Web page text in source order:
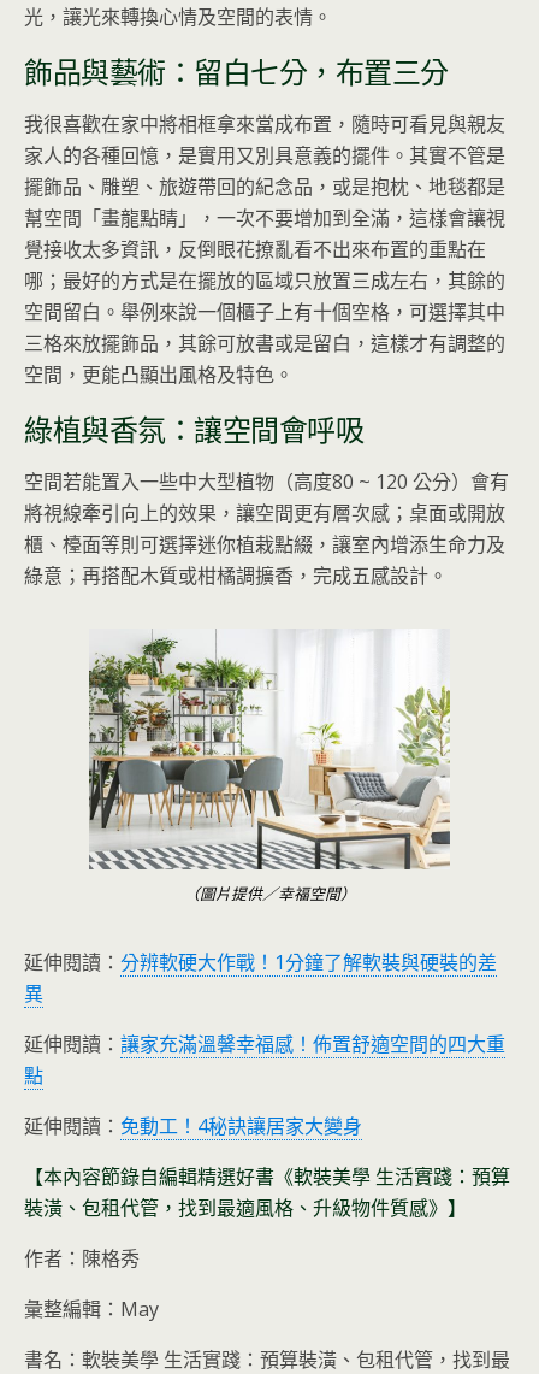
光，讓光來轉換心情及空間的表情。
飾品與藝術：留白七分，布置三分
我很喜歡在家中將相框拿來當成布置，隨時可看見與親友
家人的各種回憶，是實用又別具意義的擺件。其實不管是
擺飾品、雕塑、旅遊帶回的紀念品，或是抱枕、地毯都是
幫空間「畫龍點睛」，一次不要增加到全滿，這樣會讓視
覺接收太多資訊，反倒眼花撩亂看不出來布置的重點在
哪；最好的方式是在擺放的區域只放置三成左右，其餘的
空間留白。舉例來說一個櫃子上有十個空格，可選擇其中
三格來放擺飾品，其餘可放書或是留白，這樣才有調整的
空間，更能凸顯出風格及特色。
綠植與香氛：讓空間會呼吸
空間若能置入一些中大型植物（高度80 ~ 120 公分）會有
將視線牽引向上的效果，讓空間更有層次感；桌面或開放
櫃、檯面等則可選擇迷你植栽點綴，讓室內增添生命力及
綠意；再搭配木質或柑橘調擴香，完成五感設計。
（圖片提供／幸福空間）
延伸閱讀： 分辨軟硬大作戰！1分鐘了解軟裝與硬裝的差
異
延伸閱讀： 讓家充滿溫馨幸福感！佈置舒適空間的四大重
點
延伸閱讀： 免動工！4秘訣讓居家大變身
【本內容節錄自編輯精選好書《軟裝美學 生活實踐：預算
裝潢、包租代管，找到最適風格、升級物件質感》】
作者：陳格秀
彙整編輯：May
書名：軟裝美學 生活實踐：預算裝潢、包租代管，找到最